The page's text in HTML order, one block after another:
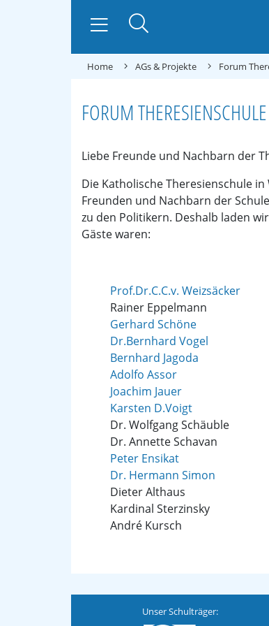
Home AGs & Projekte Forum
FORUM THERESIENSCHULE
Liebe Freunde und Nachbarn der
Die Katholische Theresienschule
Freunden und Nachbarn der
zu den Politikern. Deshalb laden
Gäste waren:
Prof.Dr.C.C.v. Weizsäcker
Rainer Eppelmann
Gerhard Schöne
Dr.Bernhard Vogel
Bernhard Jagoda
Adolfo Assor
Joachim Jauer
Karsten D.Voigt
Dr. Wolfgang Schäuble
Dr. Annette Schavan
Peter Ensikat
Dr. Hermann Simon
Dieter Althaus
Kardinal Sterzinsky
André Kursch
Unser Schulträger: